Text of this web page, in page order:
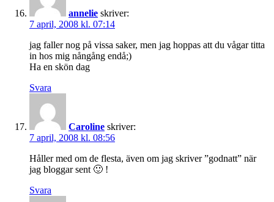
annelie skriver:
7 april, 2008 kl. 07:14
jag faller nog på vissa saker, men jag hoppas att du vågar titta
in hos mig nångång endå;)
Ha en skön dag
Svara
Caroline skriver:
7 april, 2008 kl. 08:56
Håller med om de flesta, även om jag skriver ”godnatt” när
jag bloggar sent 🙂 !
Svara